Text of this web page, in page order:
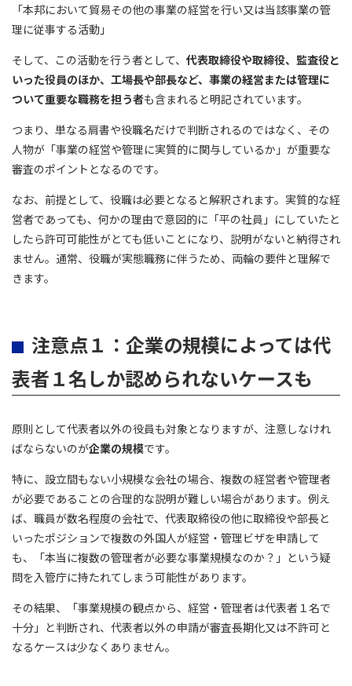
「本邦において貿易その他の事業の経営を行い又は当該事業の管
理に従事する活動」
そして、この活動を行う者として、 代表取締役や取締役、監査役と
いった役員のほか、工場長や部長など、事業の経営または管理に
ついて重要な職務を担う者も含まれると明記されています。
つまり、単なる肩書や役職名だけで判断されるのではなく、その
人物が「事業の経営や管理に実質的に関与しているか」が重要な
審査のポイントとなるのです。
なお、前提として、役職は必要となると解釈されます。実質的な経
営者であっても、何かの理由で意図的に「平の社員」にしていたと
したら許可可能性がとても低いことになり、説明がないと納得され
ません。通常、役職が実態職務に伴うため、両輪の要件と理解で
きます。
注意点１：企業の規模によっては代
表者１名しか認められないケースも
原則として代表者以外の役員も対象となりますが、注意しなけれ
ばならないのが企業の規模です。
特に、設立間もない小規模な会社の場合、複数の経営者や管理者
が必要であることの合理的な説明が難しい場合があります。例え
ば、職員が数名程度の会社で、代表取締役の他に取締役や部長と
いったポジションで複数の外国人が経営・管理ビザを申請して
も、「本当に複数の管理者が必要な事業規模なのか？」という疑
問を入管庁に持たれてしまう可能性があります。
その結果、「事業規模の観点から、経営・管理者は代表者１名で
十分」と判断され、代表者以外の申請が審査長期化又は不許可と
なるケースは少なくありません。